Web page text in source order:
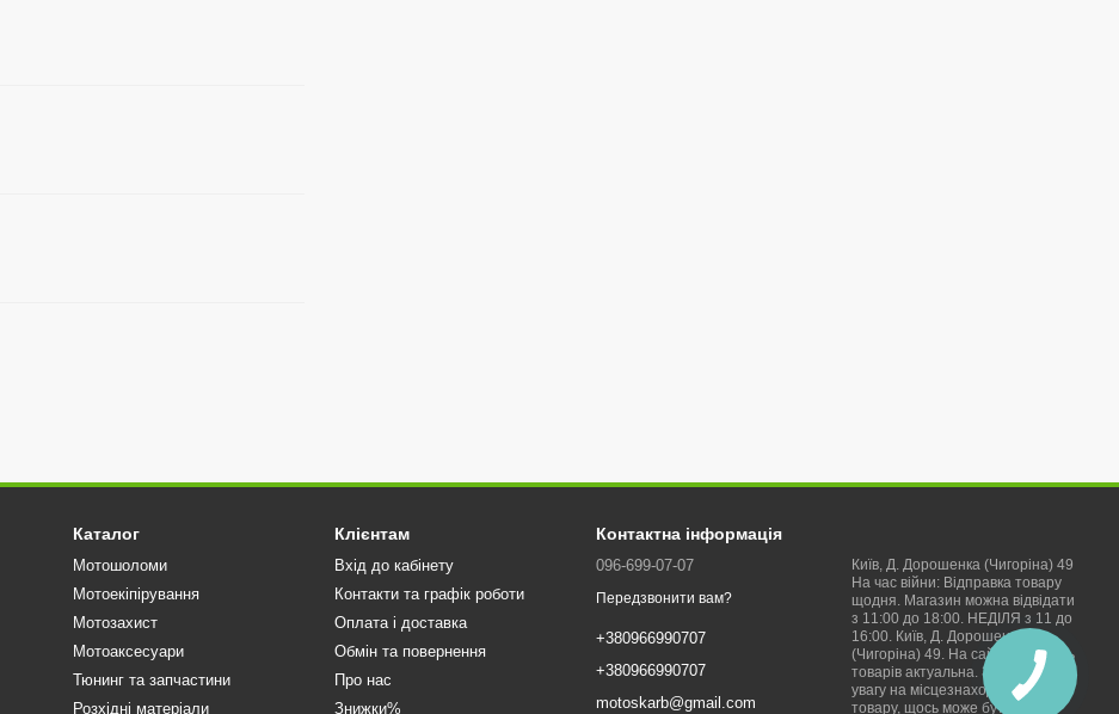
Каталог
Мотошоломи
Мотоекіпірування
Мотозахист
Мотоаксесуари
Тюнинг та запчастини
Розхідні матеріали
Клієнтам
Вхід до кабінету
Контакти та графік роботи
Оплата і доставка
Обмін та повернення
Про нас
Знижки%
Контактна інформація
096-699-07-07
Передзвонити вам?
+380966990707
+380966990707
motoskarb@gmail.com
Київ, Д. Дорошенка (Чигоріна) 49
На час війни: Відправка товару
щодня. Магазин можна відвідати
з 11:00 до 18:00. НЕДІЛЯ з 11 до
16:00. Київ, Д. Дорошенка
(Чигоріна) 49. На сайті наявність
товарів актуальна. Звертайте
увагу на місцезнаходження
товару, щось може бути не в